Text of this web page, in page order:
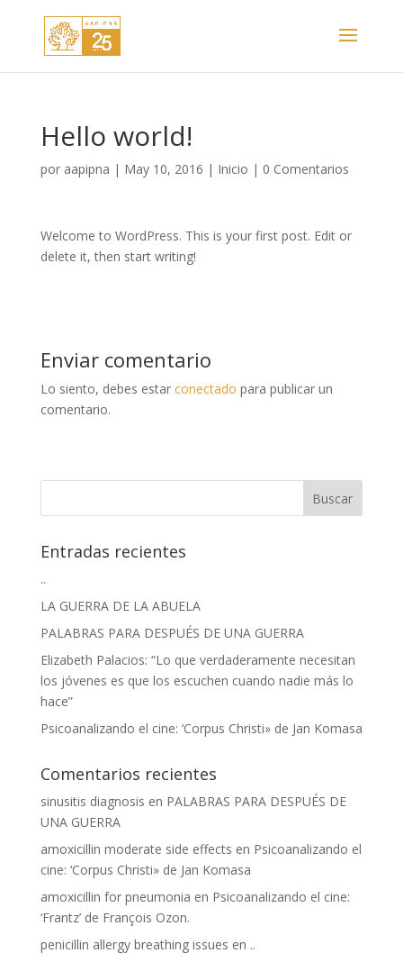
Hello world!
por aapipna | May 10, 2016 | Inicio | 0 Comentarios
Welcome to WordPress. This is your first post. Edit or
delete it, then start writing!
Enviar comentario
Lo siento, debes estar conectado para publicar un
comentario.
Entradas recientes
..
LA GUERRA DE LA ABUELA
PALABRAS PARA DESPUÉS DE UNA GUERRA
Elizabeth Palacios: “Lo que verdaderamente necesitan
los jóvenes es que los escuchen cuando nadie más lo
hace”
Psicoanalizando el cine: ‘Corpus Christi» de Jan Komasa
Comentarios recientes
sinusitis diagnosis en PALABRAS PARA DESPUÉS DE
UNA GUERRA
amoxicillin moderate side effects en Psicoanalizando el
cine: ‘Corpus Christi» de Jan Komasa
amoxicillin for pneumonia en Psicoanalizando el cine:
‘Frantz’ de François Ozon.
penicillin allergy breathing issues en ..